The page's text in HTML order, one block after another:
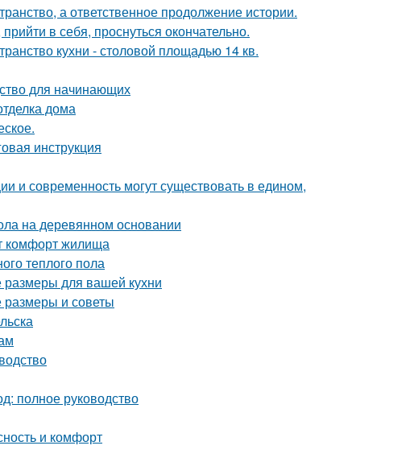
а ответственное продолжение истории.
в себя, проснуться окончательно.
кухни - столовой площадью 14 кв.
для начинающих
дома
инструкция
и современность могут существовать в едином,
на деревянном основании
комфорт жилища
теплого пола
размеры для вашей кухни
размеры и советы
полное руководство
и комфорт